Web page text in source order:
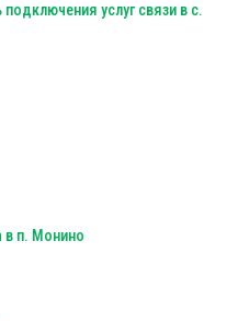
услуг связи в с.
в п. Монино